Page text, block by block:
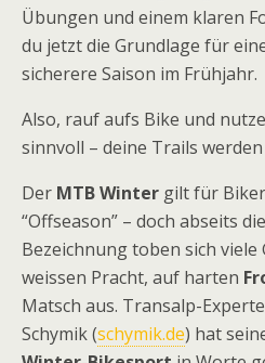
Übungen und einem klaren
du jetzt die Grundlage für
sicherere Saison im Frühjahr.
Also, rauf aufs Bike und
sinnvoll – deine Trails
Der MTB Winter gilt für
“Offseason” – doch abseits
Bezeichnung toben sich
weissen Pracht, auf harten
Matsch aus. Transalp-
Schymik (schymik.de) hat